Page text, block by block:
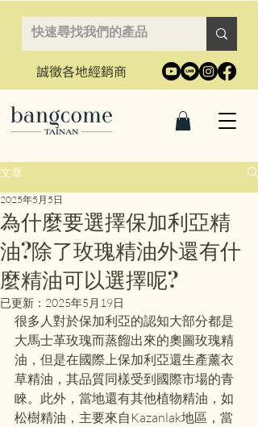
誠徵各地經銷商
文章
為什麼要選擇保加利亞精
油?除了玫瑰精油外還有什
麼精油可以選擇呢?
2025年5月5日
已更新： 2025年5月19日
很多人對於保加利亞的認知大部分都是
大馬士革玫瑰而蒸餾出來的奧圖玫瑰精
油，但是在國際上保加利亞還生產薰衣
草精油，其品質同樣受到國際市場的青
睞。此外，當地還有其他植物精油，如
松樹精油，主要來自Kazanlak地區，當